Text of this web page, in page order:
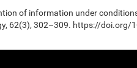
of information under
62(3), 302–309. https://doi.org/